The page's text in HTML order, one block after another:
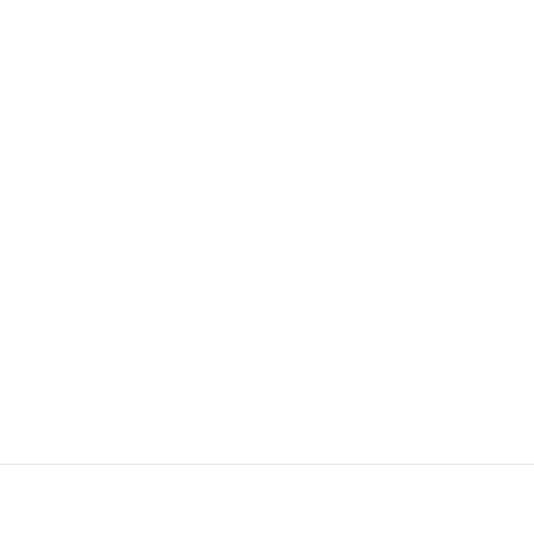
в течение 14 дней после получения (для товаров
в случаях если товар не соответствует
в действующем